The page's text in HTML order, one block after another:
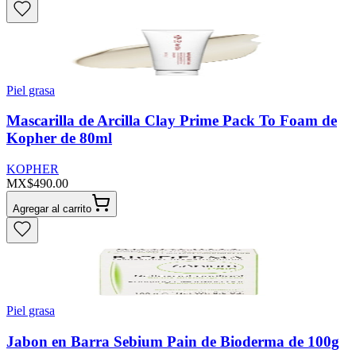
Piel grasa
Mascarilla de Arcilla Clay Prime Pack To Foam de
Kopher de 80ml
KOPHER
MX$490.00
Agregar al carrito
Piel grasa
Jabon en Barra Sebium Pain de Bioderma de 100g